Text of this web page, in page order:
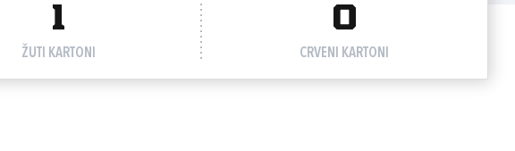
1
ŽUTI KARTONI
0
CRVENI KARTONI